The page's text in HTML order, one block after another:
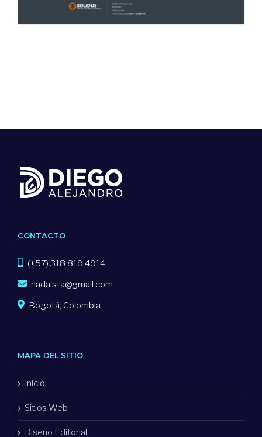
CONTACTO
(+57) 318 819 4914
nadaista@gmail.com
Bogotá, Colombia
MAPA DEL SITIO
Inicio
Sitios Web
Diseño Editorial